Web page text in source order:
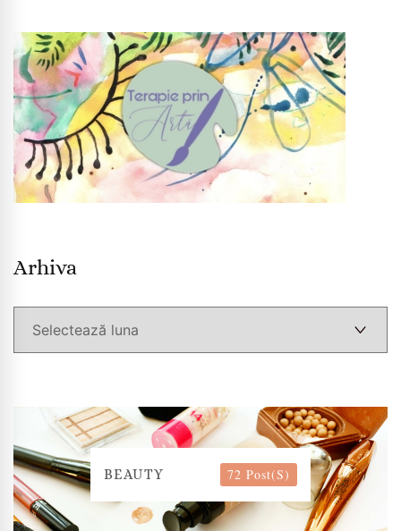
Arhiva
BEAUTY 72 Post(s)